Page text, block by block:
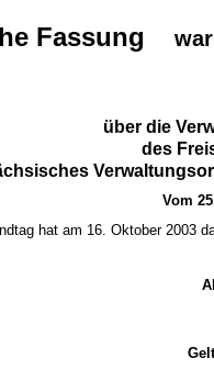
Fassung
über die
des
Vom
hat am 16. Oktober 2003